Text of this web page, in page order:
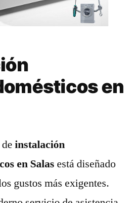
en
instalación
en Salas está diseñado
gustos más exigentes.